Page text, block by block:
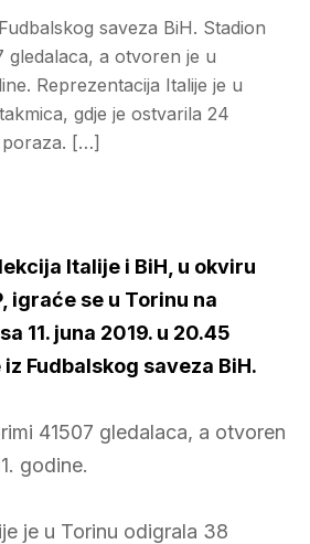
saveza BiH. Stadion
gledalaca, a otvoren je u
Reprezentacija Italije je u
gdje je ostvarila 24
poraza. […]
Italije i BiH, u okviru
igraće se u Torinu na
11. juna 2019. u 20.45
Fudbalskog saveza BiH.
41507 gledalaca, a otvoren
godine.
je u Torinu odigrala 38